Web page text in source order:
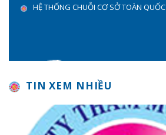
HỆ THỐNG CHUỖI CƠ SỞ TOÀN QUỐC
TIN XEM NHIỀU